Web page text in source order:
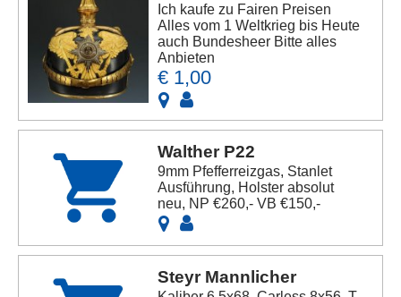
Ich kaufe zu Fairen Preisen
Alles vom 1 Weltkrieg bis Heute
auch Bundesheer Bitte alles
Anbieten
€ 1,00
Walther P22
9mm Pfefferreizgas, Stanlet
Ausführung, Holster absolut
neu, NP €260,- VB €150,-
Steyr Mannlicher